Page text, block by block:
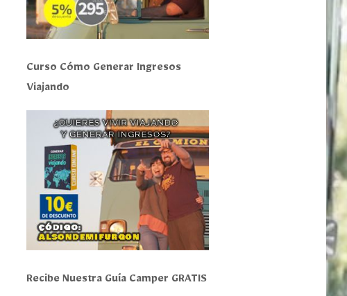
Curso Cómo Generar Ingresos
Viajando
Recibe Nuestra Guía Camper GRATIS